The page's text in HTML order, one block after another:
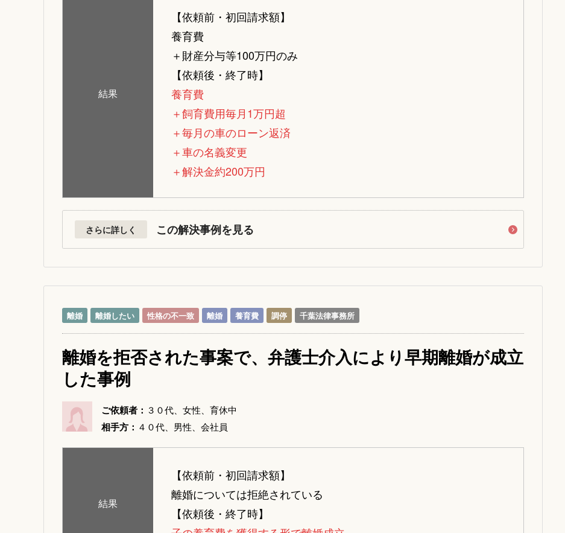
結果
【依頼前・初回請求額】
養育費
＋財産分与等100万円のみ
【依頼後・終了時】
養育費
＋飼育費用毎月1万円超
＋毎月の車のローン返済
＋車の名義変更
＋解決金約200万円
さらに詳しく この解決事例を見る
離婚 離婚したい 性格の不一致 離婚 養育費 調停 千葉法律事務所
離婚を拒否された事案で、弁護士介入により早期離婚が成立
した事例
ご依頼者： ３０代、女性、育休中
相手方： ４０代、男性、会社員
結果
【依頼前・初回請求額】
離婚については拒絶されている
【依頼後・終了時】